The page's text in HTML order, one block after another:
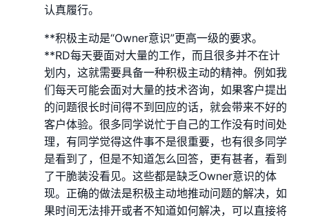
认真履行。
**积极主动是“Owner意识”更高一级的要求。
**RD每天要面对大量的工作，而且很多并不在计
划内，这就需要具备一种积极主动的精神。例如我
们每天可能会面对大量的技术咨询，如果客户提出
的问题很长时间得不到回应的话，就会带来不好的
客户体验。很多同学说忙于自己的工作没有时间处
理，有同学觉得这件事不是很重要，也有很多同学
是看到了，但是不知道怎么回答，更有甚者，看到
了干脆装没看见。这些都是缺乏Owner意识的体
现。正确的做法是积极主动地推动问题的解决，如
果时间无法排开或者不知道如何解决，可以直接将